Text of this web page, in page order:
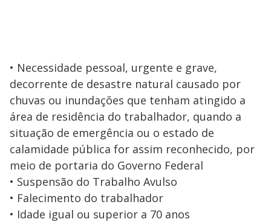
• Necessidade pessoal, urgente e grave,
decorrente de desastre natural causado por
chuvas ou inundações que tenham atingido a
área de residência do trabalhador, quando a
situação de emergência ou o estado de
calamidade pública for assim reconhecido, por
meio de portaria do Governo Federal
• Suspensão do Trabalho Avulso
• Falecimento do trabalhador
• Idade igual ou superior a 70 anos